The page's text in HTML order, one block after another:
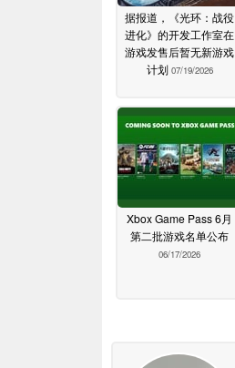
据报道，《光环：战役
进化》的开发工作室在
游戏发售后暂无新游戏
计划 07/19/2026
Xbox Game Pass 6月
第二批游戏名单公布
06/17/2026